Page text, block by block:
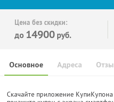
Цена без скидки:
до 14900 руб.
Основное Адреса
Скачайте приложение КупиКупона